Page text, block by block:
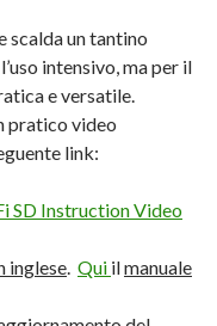
scalda un tantino
intensivo, ma per il
e versatile.
pratico video
link:
SD Instruction Video
inglese. Qui ilmanuale